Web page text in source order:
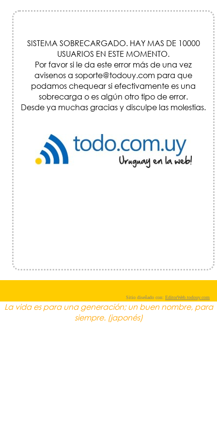
SISTEMA SOBRECARGADO. HAY MAS DE 10000
USUARIOS EN ESTE MOMENTO.
Por favor si le da este error más de una vez
avisenos a soporte@todouy.com para que
podamos chequear si efectivamente es una
sobrecarga o es algún otro tipo de error.
Desde ya muchas gracias y disculpe las molestias.
Sitio diseñado con: EditorWeb.todouy.com
La vida es para una generación; un buen nombre, para
siempre. (japonés)